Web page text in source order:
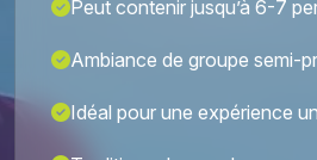
Peut contenir jusqu’à 6-7
Ambiance de groupe semi-
Idéal pour une expérience